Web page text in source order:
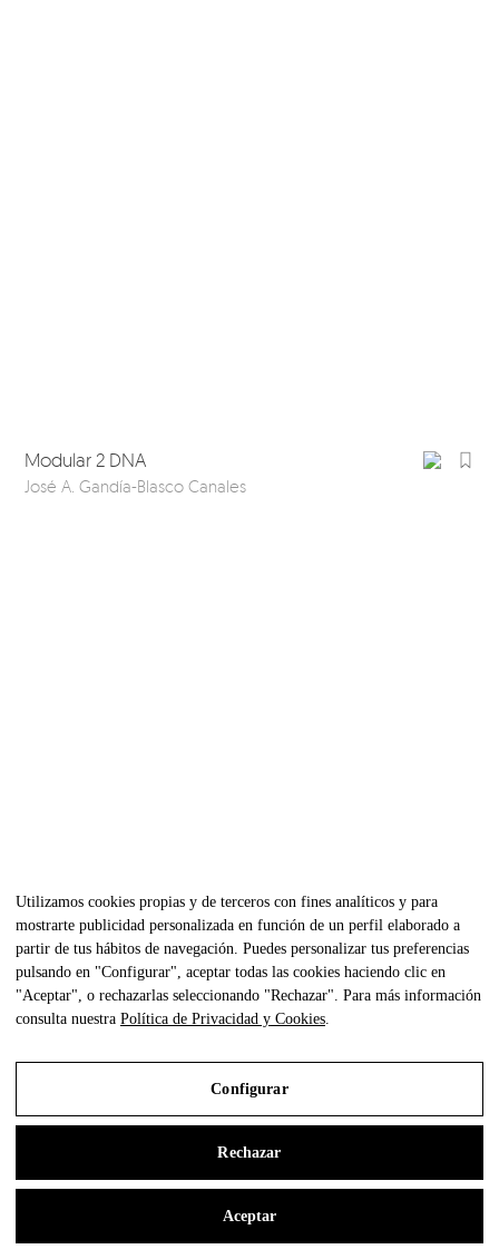
Modular 2 DNA
José A. Gandía-Blasco Canales
Modular 2 XL DNA
José A. Gandía-Blasco Canales
Utilizamos cookies propias y de terceros con fines analíticos y para
mostrarte publicidad personalizada en función de un perfil elaborado a
partir de tus hábitos de navegación. Puedes personalizar tus preferencias
pulsando en "Configurar", aceptar todas las cookies haciendo clic en
"Aceptar", o rechazarlas seleccionando "Rechazar". Para más información
consulta nuestra Política de Privacidad y Cookies.
Configurar
Rechazar
Aceptar